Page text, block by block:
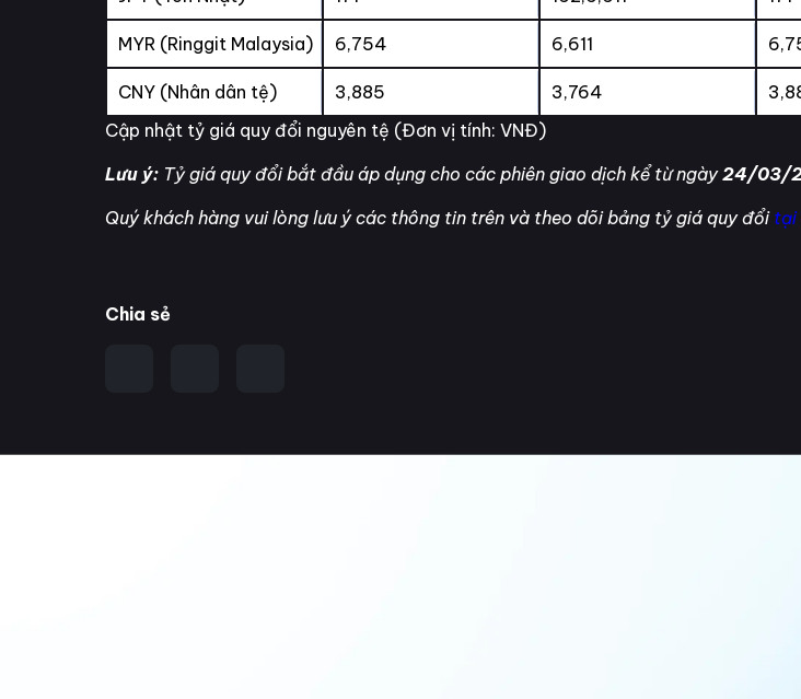
MYR (Ringgit Malaysia) 6,754 6,611
CNY (Nhân dân tệ) 3,885 3,764
Cập nhật tỷ giá quy đổi nguyên tệ (Đơn vị tính: VNĐ)
Lưu ý: Tỷ giá quy đổi bắt đầu áp dụng cho các phiên giao dịch kể từ ngày24/03/
Quý khách hàng vui lòng lưu ý các thông tin trên và theo dõi bảng tỷ giá quy đổi tại
Chia sẻ